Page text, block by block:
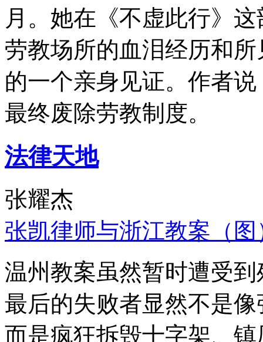
月。她在《不虚此行》
劳教场所的血泪经历和
的一个亲身见证。作者
最终废除劳教制度。
法律天地
张耀杰
张凯律师与浙江教案（图
温州教案虽然暂时遭受
最后的失败者显然不是
而是疯狂拆毁十字架、